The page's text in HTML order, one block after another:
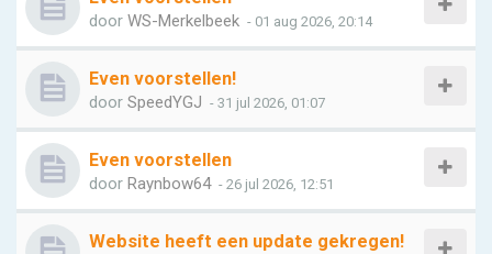
door WS-Merkelbeek - 01 aug 2026, 20:14
Even voorstellen!
door SpeedYGJ - 31 jul 2026, 01:07
Even voorstellen
door Raynbow64 - 26 jul 2026, 12:51
Website heeft een update gekregen!